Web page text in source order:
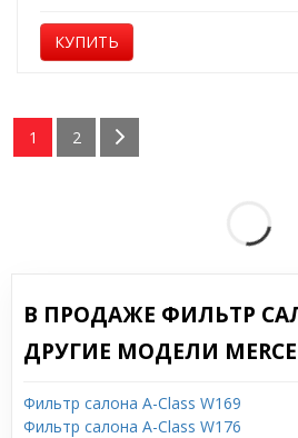
КУПИТЬ
1 2
В ПРОДАЖЕ ФИЛЬТР
ДРУГИЕ МОДЕЛИ
Фильтр салона A-Class W169
Фильтр салона A-Class W176